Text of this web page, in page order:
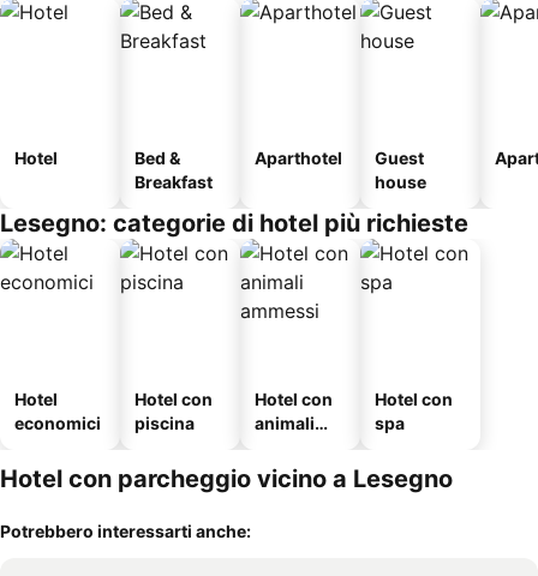
Hotel
Bed &
Breakfast
Aparthotel
Guest
house
Lesegno: categorie di hotel più richieste
Hotel
economici
Hotel con
piscina
Hotel con
animali
Hotel con
spa
Hotel con parcheggio vicino a Lesegno
Potrebbero interessarti anche: